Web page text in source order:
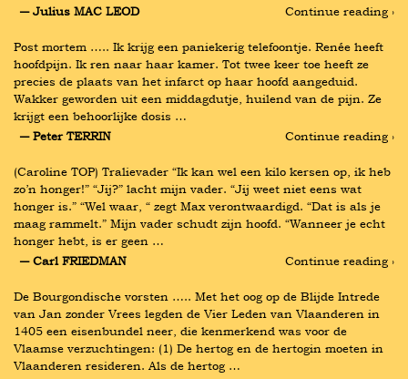
― Julius MAC LEOD
Continue reading ›
Post mortem ….. Ik krijg een paniekerig telefoontje. Renée heeft
hoofdpijn. Ik ren naar haar kamer. Tot twee keer toe heeft ze
precies de plaats van het infarct op haar hoofd aangeduid.
Wakker geworden uit een middagdutje, huilend van de pijn. Ze
krijgt een behoorlijke dosis …
― Peter TERRIN
Continue reading ›
(Caroline TOP) Tralievader “Ik kan wel een kilo kersen op, ik heb
zo’n honger!” “Jij?” lacht mijn vader. “Jij weet niet eens wat
honger is.” “Wel waar, “ zegt Max verontwaardigd. “Dat is als je
maag rammelt.” Mijn vader schudt zijn hoofd. “Wanneer je echt
honger hebt, is er geen …
― Carl FRIEDMAN
Continue reading ›
De Bourgondische vorsten ….. Met het oog op de Blijde Intrede
van Jan zonder Vrees legden de Vier Leden van Vlaanderen in
1405 een eisenbundel neer, die kenmerkend was voor de
Vlaamse verzuchtingen: (1) De hertog en de hertogin moeten in
Vlaanderen resideren. Als de hertog …